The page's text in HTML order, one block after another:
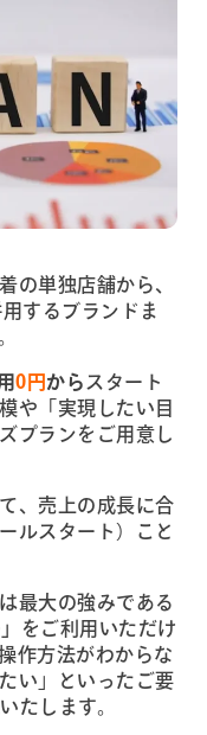
の単独店舗から、
するブランドま
0円から スタート
や「実現したい目
プランをご用意し
、売上の成長に合
ルスタート）こと
最大の強みである
をご利用いただけ
作方法がわからな
い」といったご要
たします。